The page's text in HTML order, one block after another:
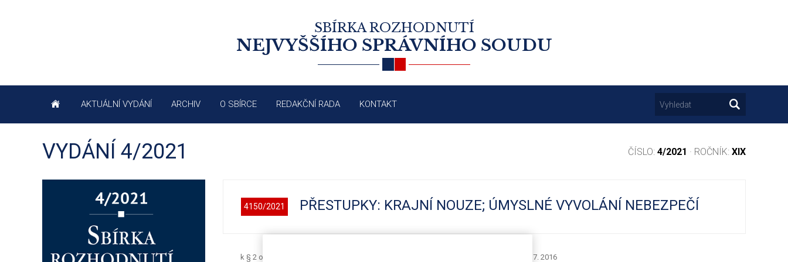
SBÍRKA ROZHODNUTÍ
NEJVYŠŠÍHO SPRÁVNÍHO SOUDU
AKTUÁLNÍ VYDÁNÍ ARCHIV O SBÍRCE REDAKČNÍ RADA KONTAKT
VYDÁNÍ 4/2021 ČÍSLO: 4/2021 · ROČNÍK: XIX
4150/2021 PŘESTUPKY: KRAJNÍ NOUZE; ÚMYSLNÉ VYVOLÁNÍ NEBEZPEČÍ
k § 2 odst. 2 písm. b) zákona č. 200/1990 Sb., o přestupcích ve znění účinném do 31. 7. 2016